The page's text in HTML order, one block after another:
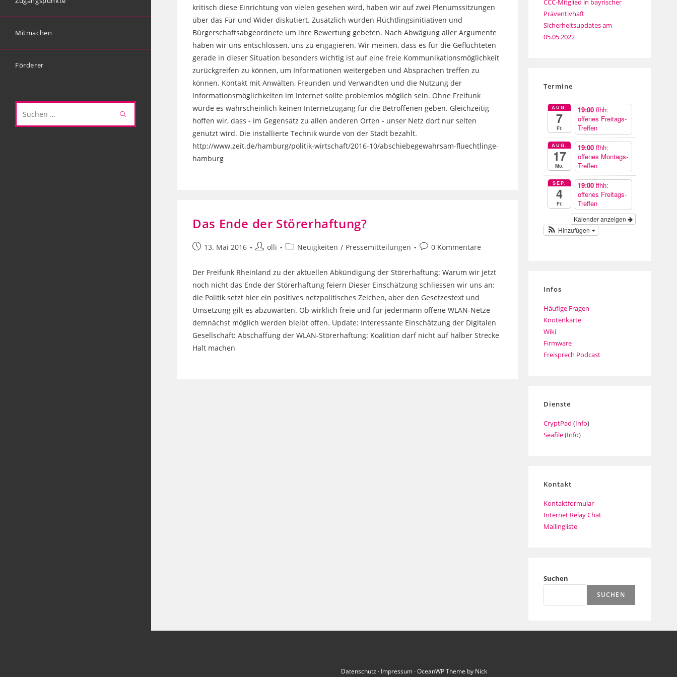
Mitmachen
Förderer
Diese
kritisch diese Einrichtung von vielen gesehen wird, haben wir auf zwei Plenumssitzungen
über das Für und Wider diskutiert. Zusätzlich wurden Flüchtlingsinitiativen und
Bürgerschaftsabgeordnete um ihre Bewertung gebeten. Nach Abwägung aller Argumente
haben wir uns entschlossen, uns zu engagieren. Wir meinen, dass es für die Geflüchteten
gerade in dieser Situation besonders wichtig ist auf eine freie Kommunikationsmöglichkeit
zurückgreifen zu können, um Informationen weitergeben und Absprachen treffen zu
können. Kontakt mit Anwälten, Freunden und Verwandten und die Nutzung der
Informationsmöglichkeiten im Internet sollte problemlos möglich sein. Ohne Freifunk
würde es wahrscheinlich keinen Internetzugang für die Betroffenen geben. Gleichzeitig
hoffen wir, dass - im Gegensatz zu allen anderen Orten - unser Netz dort nur selten
genutzt wird. Die installierte Technik wurde von der Stadt bezahlt.
http://www.zeit.de/hamburg/politik-wirtschaft/2016-10/abschiebegewahrsam-fluechtlinge-
hamburg
Das Ende der Störerhaftung?
Beitrag13. Mai 2016
Beitrags-
olli
Beitrags-
Neuigkeiten / Pressemitteilungen
Beitrags-
0 Kommentare
Der Freifunk Rheinland zu der aktuellen Abkündigung der Störerhaftung: Warum wir jetzt
noch nicht das Ende der Störerhaftung feiern Dieser Einschätzung schliessen wir uns an:
die Politik setzt hier ein positives netzpolitisches Zeichen, aber den Gesetzestext und
Umsetzung gilt es abzuwarten. Ob wirklich freie und für jedermann offene WLAN-Netze
demnächst möglich werden bleibt offen. Update: Interessante Einschätzung der Digitalen
Gesellschaft: Abschaffung der WLAN-Störerhaftung: Koalition darf nicht auf halber Strecke
Halt machen
CCC-Mitglied in bayrischer
Präventivhaft
Sicherheitsupdates am
05.05.2022
Termine
AUG.
7
Fr.
19:00ffhh:
offenes Freitags-
Treffen
AUG.
17
Mo.
19:00ffhh:
offenes Montags-
Treffen
SEP.
4
Fr.
19:00ffhh:
offenes Freitags-
Treffen
Kalender anzeigen
Hinzufügen
Infos
Häufige Fragen
Knotenkarte
Wiki
Firmware
Freisprech Podcast
Dienste
CryptPad (Info)
Seafile(Info)
Kontakt
Kontaktformular
Internet Relay Chat
Mailingliste
Suchen
SUCHEN
Datenschutz · Impressum · OceanWP Theme by Nick